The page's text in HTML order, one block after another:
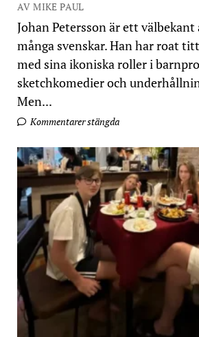
AV MIKE PAUL
Johan Petersson är ett
många svenskar. Han har roat
med sina ikoniska roller i
sketchkomedier och
Men...
Kommentarer stängda